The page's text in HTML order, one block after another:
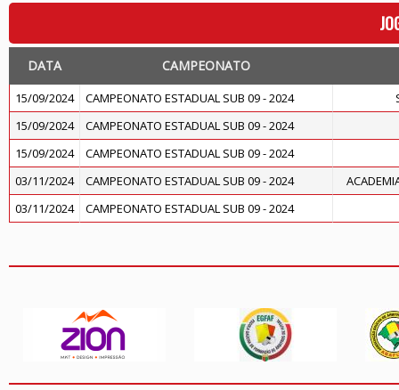
DATA CAMPEONATO
15/09/2024 CAMPEONATO ESTADUAL SUB 09 - 2024
15/09/2024
CAMPEONATO ESTADUAL SUB 09 - 2024
15/09/2024
CAMPEONATO ESTADUAL SUB 09 - 2024
03/11/2024
CAMPEONATO ESTADUAL SUB 09 - 2024
03/11/2024
CAMPEONATO ESTADUAL SUB 09 - 2024